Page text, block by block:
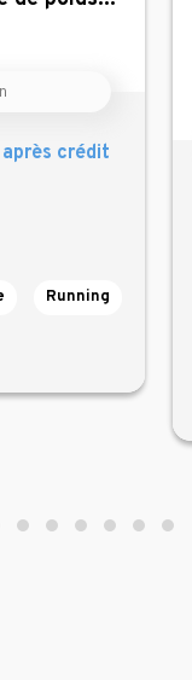
après crédit
Running